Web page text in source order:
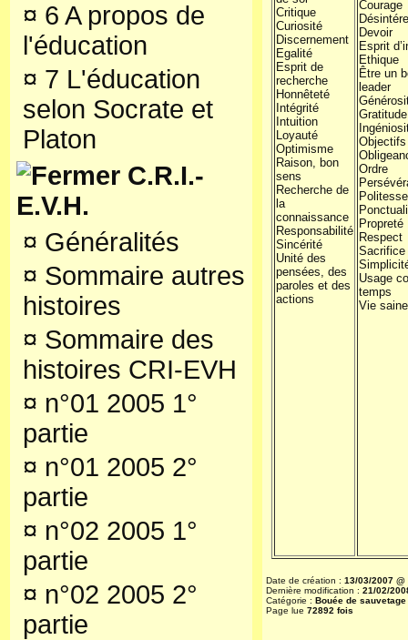
¤ 6 A propos de
l'éducation
¤ 7 L'éducation
selon Socrate et
Platon
C.R.I.-
E.V.H.
¤ Généralités
¤ Sommaire autres
histoires
¤ Sommaire des
histoires CRI-EVH
¤ n°01 2005 1°
partie
¤ n°01 2005 2°
partie
¤ n°02 2005 1°
partie
¤ n°02 2005 2°
partie
Critique
Curiosité
Discernement
Egalité
Esprit de
recherche
Honnêteté
Intégrité
Intuition
Loyauté
Optimisme
Raison, bon
sens
Recherche de
la
connaissance
Responsabilité
Sincérité
Unité des
pensées, des
paroles et des
actions
Courage
Devoir
Esprit
Ethique
Être un
leader
Gratitude
Objectifs
Ordre
Politesse
Propreté
Respect
Sacrifice
Usage
temps
Vie saine
Date de création : 13/03/2007 @
Dernière modification : 21/02/
Catégorie : Bouée de sauvetage
Page lue 72892 fois